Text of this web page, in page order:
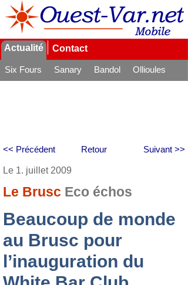
Actualité Contact
Six Fours Sanary Bandol
Ollioules
Retour
<< Précédent Suivant >>
Le 1. juillet 2009
Le Brusc Eco échos
Beaucoup de monde
au Brusc pour
l’inauguration du